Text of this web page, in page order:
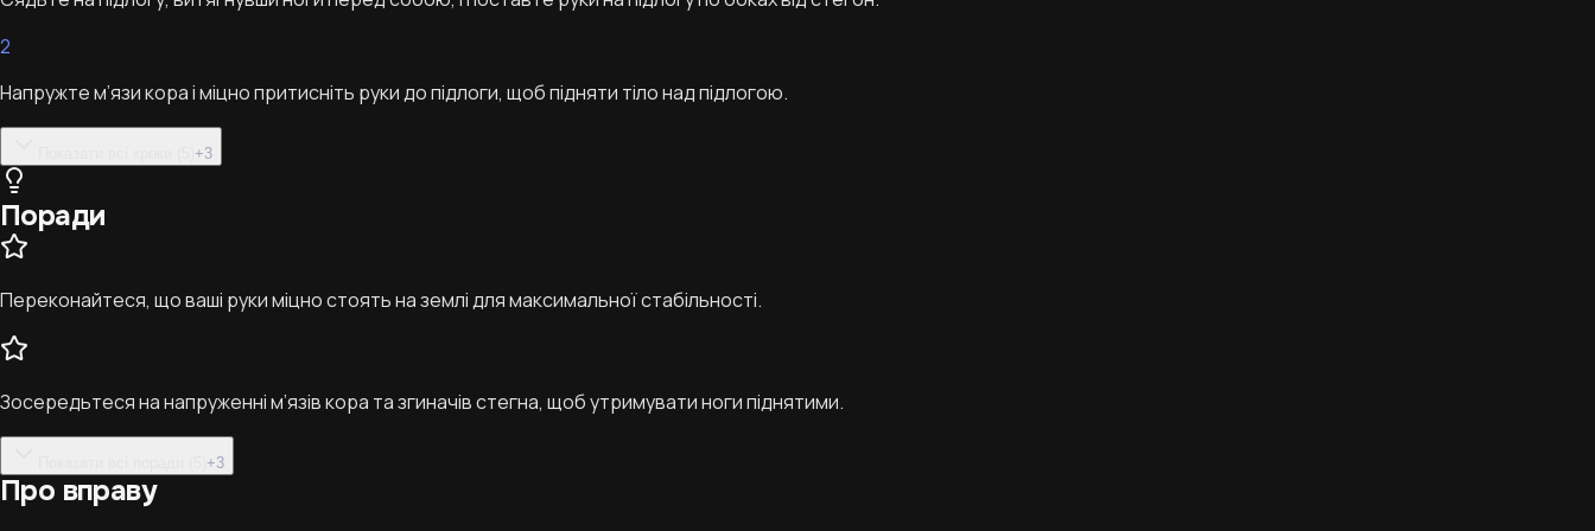
2
Напружте м’язи кора і міцно притисніть руки до підлоги, щоб підняти тіло над підлогою.
+3
Поради
Переконайтеся, що ваші руки міцно стоять на землі для максимальної стабільності.
Зосередьтеся на напруженні м’язів кора та згиначів стегна, щоб утримувати ноги піднятими.
+3
Про вправу